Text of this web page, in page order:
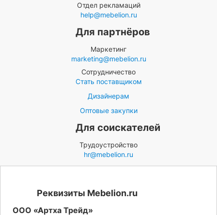
Отдел рекламаций
help@mebelion.ru
Для партнёров
Маркетинг
marketing@mebelion.ru
Сотрудничество
Стать поставщиком
Дизайнерам
Оптовые закупки
Для соискателей
Трудоустройство
hr@mebelion.ru
Реквизиты Mebelion.ru
ООО «Артха Трейд»